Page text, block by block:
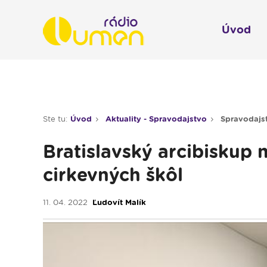
Ste tu: Úvod Aktuality - Spravodajstvo
Bratislavský arcibiskup
cirkevných škôl
11. 04. 2022 Ľudovít Malík
Úvod
Moderované relácie
Pre deti
Hudobné relácie
Piesne na želanie
Rubriky
Rádio